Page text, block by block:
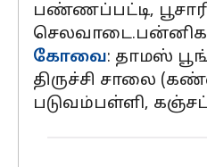
பண்ணப்பட்டி,
கோவை: தாமஸ்
திருச்சி சாலை
படுவம்பள்ளி,